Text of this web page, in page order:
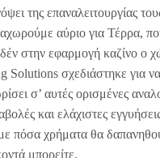
της επαναλειτουργίας
αύριο για Τέρρα, που
στην εφαρμογή καζίνο ο
σχεδιάστηκε για να
σ’ αυτές ορισμένες
και ελάχιστες
πόσα χρήματα θα
μπορείτε.